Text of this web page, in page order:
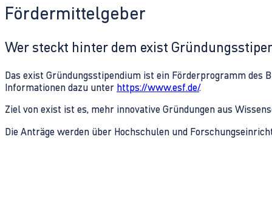
Fördermittelgeber
Wer steckt hinter dem exist
Das exist Gründungsstipendium ist ein Förderprogramm des
Informationen dazu unter https://www.esf.de/.
Ziel von exist ist es, mehr innovative Gründungen aus
Die Anträge werden über Hochschulen und